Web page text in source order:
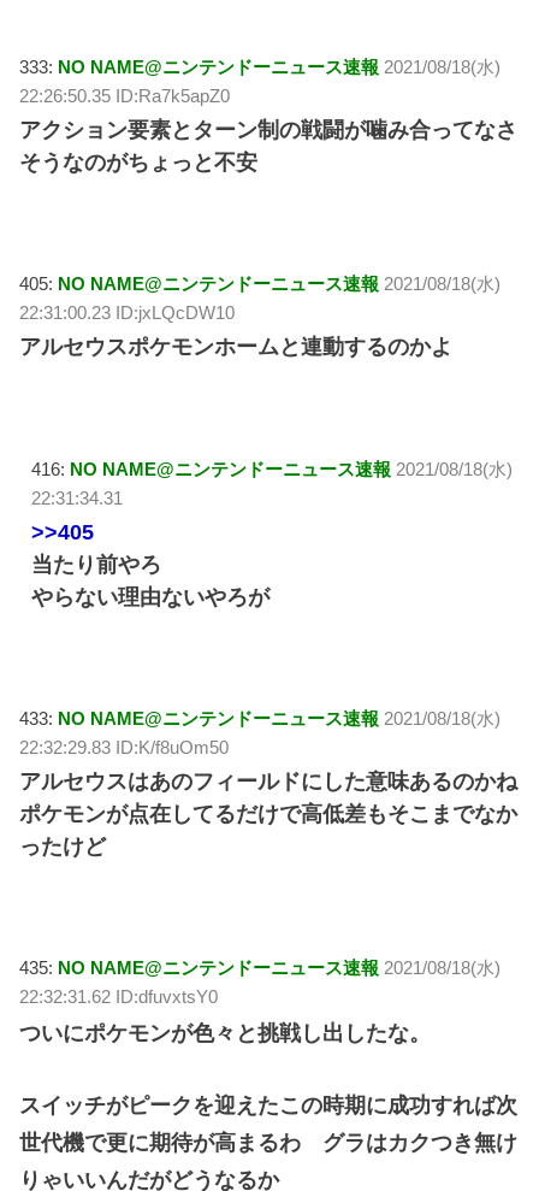
333: NO NAME@ニンテンドーニュース速報 2021/08/18(水)
22:26:50.35 ID:Ra7k5apZ0
アクション要素とターン制の戦闘が噛み合ってなさ
そうなのがちょっと不安
405: NO NAME@ニンテンドーニュース速報 2021/08/18(水)
22:31:00.23 ID:jxLQcDW10
アルセウスポケモンホームと連動するのかよ
416: NO NAME@ニンテンドーニュース速報 2021/08/18(水)
22:31:34.31
>>405
当たり前やろ
やらない理由ないやろが
433: NO NAME@ニンテンドーニュース速報 2021/08/18(水)
22:32:29.83 ID:K/f8uOm50
アルセウスはあのフィールドにした意味あるのかね
ポケモンが点在してるだけで高低差もそこまでなか
ったけど
435: NO NAME@ニンテンドーニュース速報 2021/08/18(水)
22:32:31.62 ID:dfuvxtsY0
ついにポケモンが色々と挑戦し出したな。
スイッチがピークを迎えたこの時期に成功すれば次
世代機で更に期待が高まるわ グラはカクつき無け
りゃいいんだがどうなるか